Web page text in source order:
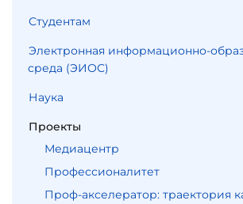
Студентам
Электронная информационно-
среда (ЭИОС)
Наука
Проекты
Медиацентр
Профессионалитет
Проф-акселератор: траектория